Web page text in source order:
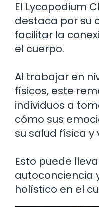
El Lycopodium
destaca por su
facilitar la
el cuerpo.
Al trabajar en
físicos, este
individuos a
cómo sus
su salud física y
Esto puede
autoconciencia
holístico en el